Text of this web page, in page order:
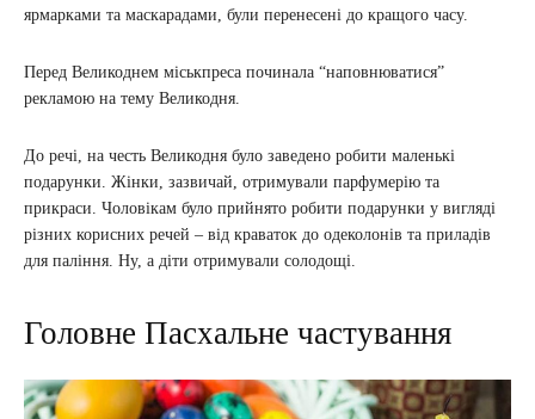
ярмарками та маскарадами, були перенесені до кращого часу.
Перед Великоднем міськпреса починала “наповнюватися”
рекламою на тему Великодня.
До речі, на честь Великодня було заведено робити маленькі
подарунки. Жінки, зазвичай, отримували парфумерію та
прикраси. Чоловікам було прийнято робити подарунки у вигляді
різних корисних речей – від краваток до одеколонів та приладів
для паління. Ну, а діти отримували солодощі.
Головне Пасхальне частування